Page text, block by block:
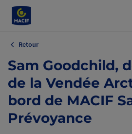
Retour
Sam Goodchild,
de la Vendée
bord de MACIF
Prévoyance